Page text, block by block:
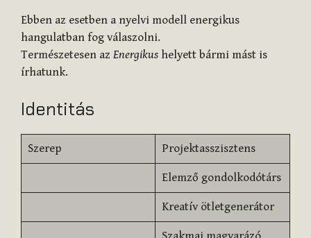
Ebben az esetben a nyelvi modell energikus
hangulatban fog válaszolni.
Természetesen az Energikus helyett bármi mást is
írhatunk.
Identitás
Szerep Projektasszisztens
Elemző gondolkodótárs
Kreatív ötletgenerátor